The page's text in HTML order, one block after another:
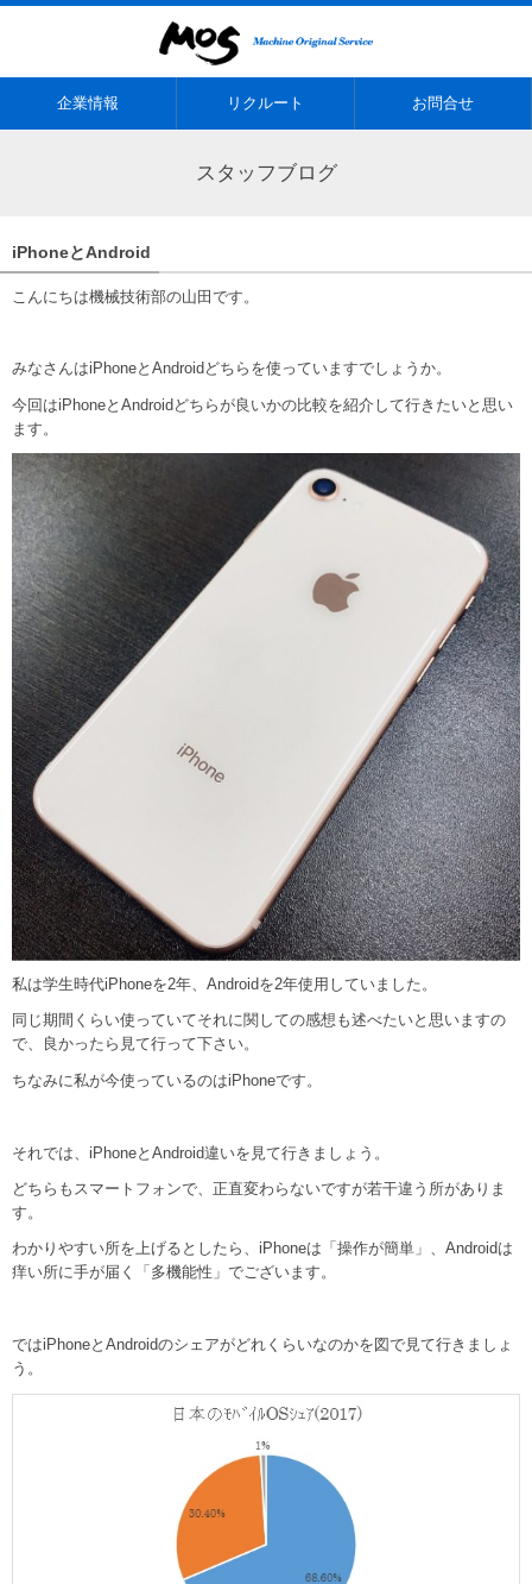
企業情報 リクルート お問合せ
スタッフブログ
iPhoneとAndroid
こんにちは機械技術部の山田です。
みなさんはiPhoneとAndroidどちらを使っていますでしょうか。
今回はiPhoneとAndroidどちらが良いかの比較を紹介して行きたいと思い
ます。
私は学生時代iPhoneを2年、Androidを2年使用していました。
同じ期間くらい使っていてそれに関しての感想も述べたいと思いますの
で、良かったら見て行って下さい。
ちなみに私が今使っているのはiPhoneです。
それでは、iPhoneとAndroid違いを見て行きましょう。
どちらもスマートフォンで、正直変わらないですが若干違う所がありま
す。
わかりやすい所を上げるとしたら、iPhoneは「操作が簡単」、Androidは
痒い所に手が届く「多機能性」でございます。
ではiPhoneとAndroidのシェアがどれくらいなのかを図で見て行きましょ
う。